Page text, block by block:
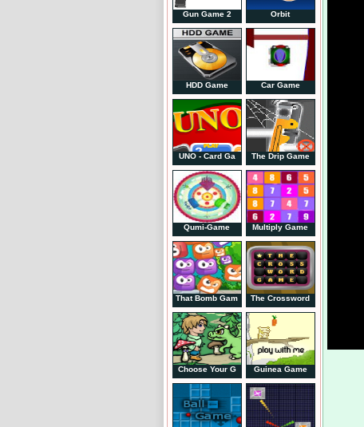
Orbit
Gun Game 2
Car Game
HDD Game
The Drip Game
UNO - Card Ga
Multiply Game
Qumi-Game
The Crossword
That Bomb Gam
Guinea Game
Choose Your G